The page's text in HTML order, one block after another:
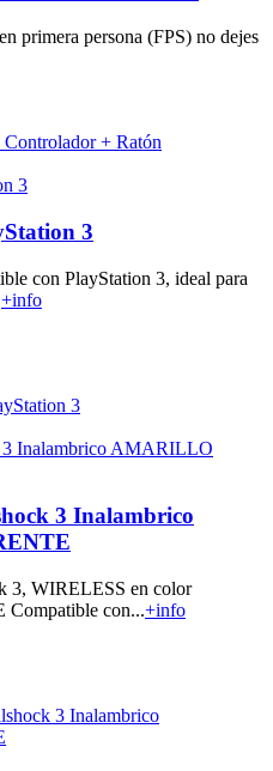
primera persona (FPS) no dejes
+ Ratón
3
con PlayStation 3, ideal para
+info
3
3 Inalambrico
3, WIRELESS en color
con...+info
3 Inalambrico